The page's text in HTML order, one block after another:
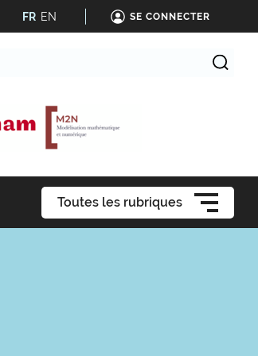
FR EN SE CONNECTER
Toutes les rubriques